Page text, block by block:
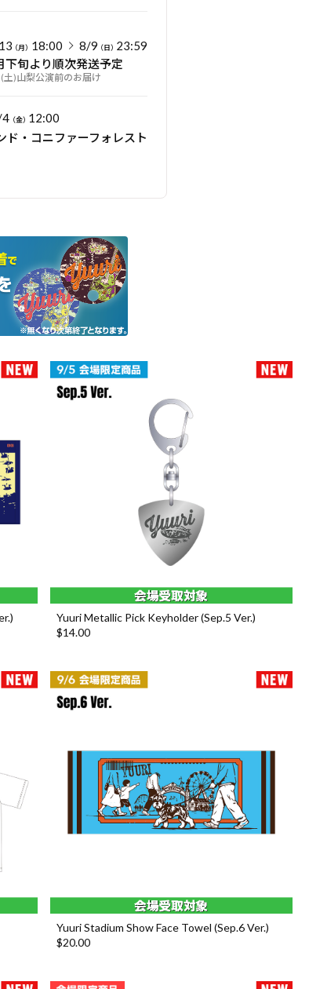
（月）18:00 8/9（日）23:59
下旬より順次発送予定
土)山梨公演前のお届け
（金）12:00
ド・コニファーフォレスト
Yuuri Metallic Pick Keyholder (Sep.5 Ver.)
$‌14.00
Yuuri Stadium Show Face Towel (Sep.6 Ver.)
$‌20.00